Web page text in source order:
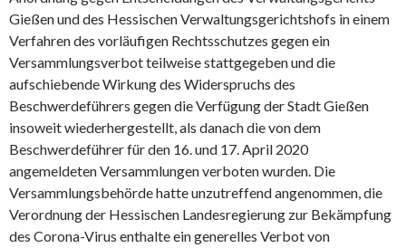
Gießen und des Hessischen Verwaltungsgerichtshofs in einem
Verfahren des vorläufigen Rechtsschutzes gegen ein
Versammlungsverbot teilweise stattgegeben und die
aufschiebende Wirkung des Widerspruchs des
Beschwerdeführers gegen die Verfügung der Stadt Gießen
insoweit wiederhergestellt, als danach die von dem
Beschwerdeführer für den 16. und 17. April 2020
angemeldeten Versammlungen verboten wurden. Die
Versammlungsbehörde hatte unzutreffend angenommen, die
Verordnung der Hessischen Landesregierung zur Bekämpfung
des Corona-Virus enthalte ein generelles Verbot von